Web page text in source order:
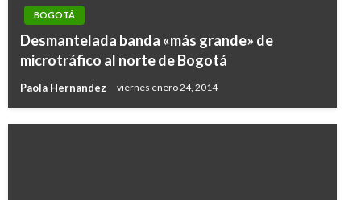
BOGOTÁ
Desmantelada banda «más grande» de
microtráfico al norte de Bogotá
Paola Hernandez viernes enero 24, 2014